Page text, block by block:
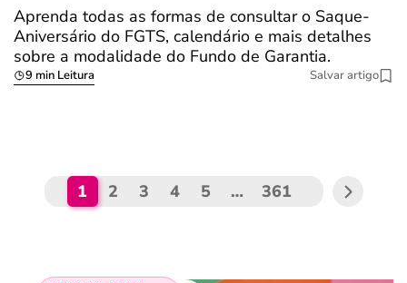
Aprenda todas as formas de consultar o Saque-
Aniversário do FGTS, calendário e mais detalhes
sobre a modalidade do Fundo de Garantia.
9 min Leitura Salvar artigo
1 2 3 4 5 … 361